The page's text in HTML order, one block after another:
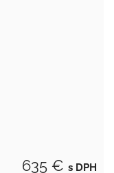
635 € s DPH